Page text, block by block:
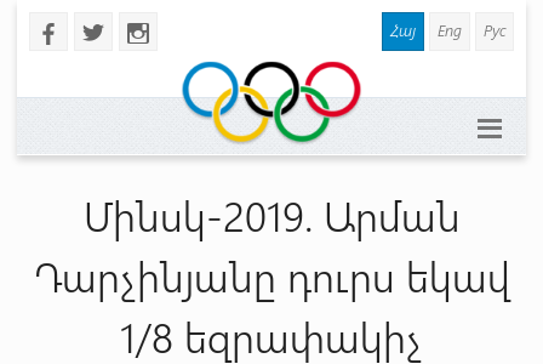
b a x Հայ Eng Рус
Մինսկ-2019. Արման
Դարչինյանը դուրս եկավ
1/8 եզրափակիչ